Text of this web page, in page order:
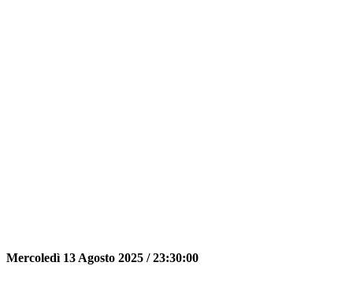
Mercoledì 13 Agosto 2025 /23:30:00